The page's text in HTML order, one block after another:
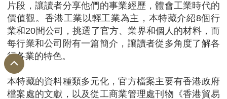
片段，讓讀者分享他們的事業經歷，體會工業時代的
價值觀。香港工業以輕工業為主，本特藏介紹8個行
業和20間公司，挑選了官方、業界和個人的材料，而
每行業和公司附有一篇簡介，讓讀者從多角度了解各
行各業的特色。
本特藏的資料種類多元化，官方檔案主要有香港政府
檔案處的文獻，以及從工商業管理處刊物《香港貿易